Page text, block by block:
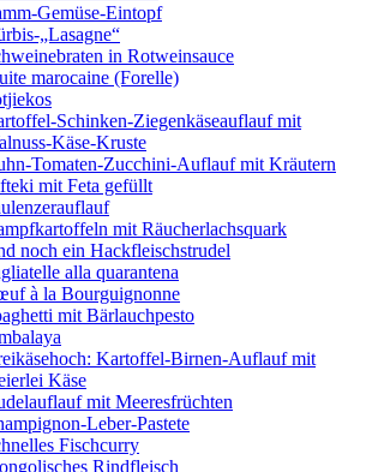
Gemüse-Eintopf
„Lasagne“
in Rotweinsauce
marocaine (Forelle)
Schinken-Ziegenkäseauflauf mit
Käse-Kruste
Tomaten-Zucchini-Auflauf mit Kräutern
mit Feta gefüllt
mit Räucherlachsquark
noch ein Hackfleischstrudel
alla quarantena
à la Bourguignonne
mit Bärlauchpesto
Kartoffel-Birnen-Auflauf mit
Käse
mit Meeresfrüchten
Leber-Pastete
Fischcurry
Rindfleisch